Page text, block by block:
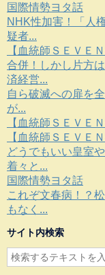
国際情勢ヨタ話
NHK性加害！「人
疑者...
【血統師ＳＥＶＥ
合併！しかし片方
済経営...
自ら破滅への扉を
が...
【血統師ＳＥＶＥ
【血統師ＳＥＶＥ
どうでもいい皇室
着々と...
国際情勢ヨタ話
これぞ文春病！？
もなく...
サイト内検索